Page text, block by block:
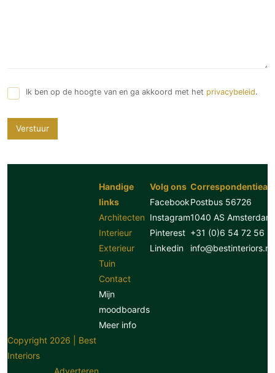
Ik ben op de hoogte van en ga akkoord met het privacybeleid.
Verstuur
Handige
links
Architecten
Interieur
Exterieur
Tuin
Contact
Mijn
moodboards
Meer info
Volg ons
Facebook
Instagram
Pinterest
Linkedin
Postbus 56726
1040 AS Amsterdam
+31 (0)6 54 72 56
info@bestinteriors.nl
Copyright 2026 | Best
Interiors
Adverteren